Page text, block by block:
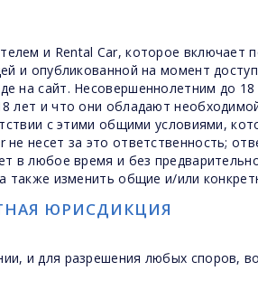
и Rental Car, которое включает
и опубликованной на момент
на сайт. Несовершеннолетним до
лет и что они обладают
с этими общими условиями,
несет за это ответственность;
в любое время и без
изменить общие и/или
ЮРИСДИКЦИЯ
и для разрешения любых споров,